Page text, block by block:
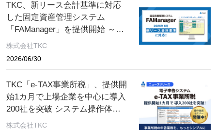
TKC、新リース会計基準に対応
した固定資産管理システム
「FAManager」を提供開始 ～先
行登録機能を新搭載、迫る新基
株式会社TKC
2026/06/30
TKC「e-TAX事業所税」、提供開
始1カ月で上場企業を中心に導入
200社を突破 システム操作体感
セミナー 開催中！
株式会社TKC